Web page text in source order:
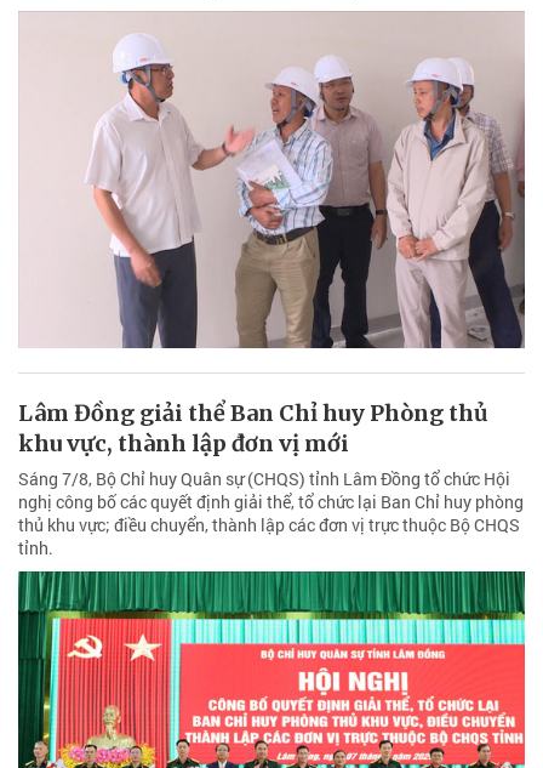
Lâm Đồng giải thể Ban Chỉ huy Phòng thủ
khu vực, thành lập đơn vị mới
Sáng 7/8, Bộ Chỉ huy Quân sự (CHQS) tỉnh Lâm Đồng tổ chức Hội
nghị công bố các quyết định giải thể, tổ chức lại Ban Chỉ huy phòng
thủ khu vực; điều chuyển, thành lập các đơn vị trực thuộc Bộ CHQS
tỉnh.